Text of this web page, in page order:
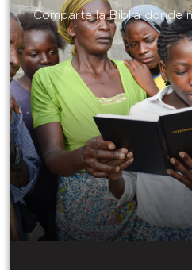
Comparte la Biblia donde